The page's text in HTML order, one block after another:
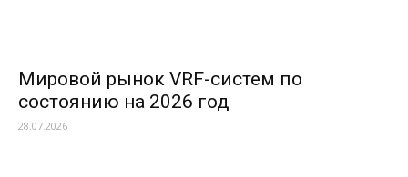
Мировой рынок VRF-систем по
состоянию на 2026 год
28.07.2026